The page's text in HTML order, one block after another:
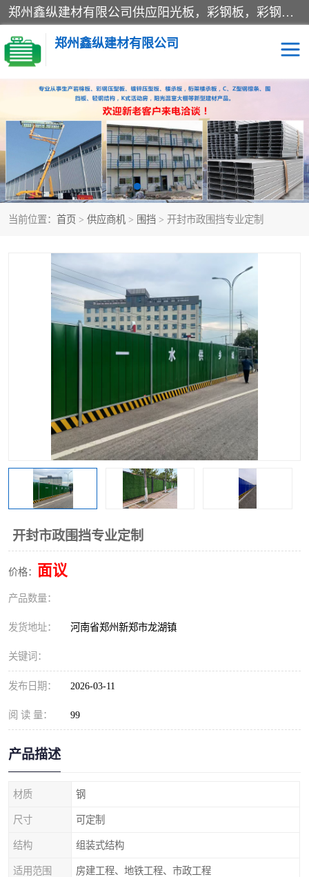
郑州鑫纵建材有限公司供应阳光板，彩钢板，彩钢钢构工程是一家集生产销售租赁安装于一体的企业，主要生产PC采光板，耐力板，仿古琉璃采光板，岩棉板、彩钢压型板、镀锌压型板、桁架楼承板，C、Z型钢檩条、围挡板、轻钢结构，阳光温室大棚等新型建材产品。公司旗下有多台移动式高空压瓦机租赁，承接全国各地业务，专业对外租赁各种型号压瓦机。
郑州鑫纵建材有限公司
当前位置： 首页 > 供应商机 > 围挡 > 开封市政围挡专业定制
开封市政围挡专业定制
价格： 面议
产品数量：
发货地址： 河南省郑州新郑市龙湖镇
关键词：
发布日期： 2026-03-11
阅 读 量： 99
产品描述
材质 钢
尺寸 可定制
结构 组装式结构
适用范围 房建工程、地铁工程、市政工程
高空瓦机租赁 ASA合成树脂仿古瓦
CZ型钢 FRP采光板
PC多层板 PC耐力板
建筑围挡 楼层板
新型活动房 压型彩钢板
岩棉板
彩钢板
生产加工单板复合围挡 市